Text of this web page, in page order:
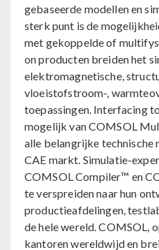
gebaseerde modellen en
sterk punt is de
met gekoppelde of
on producten breiden het
elektromagnetische,
vloeistofstroom-,
toepassingen. Interfacing
mogelijk van COMSOL
alle belangrijke technische
CAE markt. Simulatie-
COMSOL Compiler™ en
te verspreiden naar hun
productieafdelingen,
de hele wereld. COMSOL,
kantoren wereldwijd en